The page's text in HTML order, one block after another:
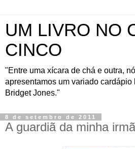
UM LIVRO NO
CINCO
"Entre uma xícara de chá e outra,
apresentamos um variado cardápio
Bridget Jones."
8 de setembro de 2011
A guardiã da minha